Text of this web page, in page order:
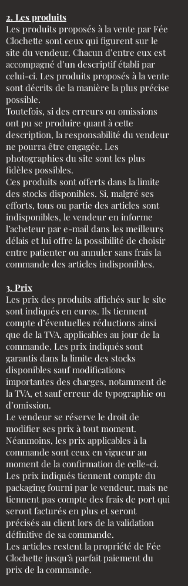
2. Les produits
Les produits proposés à la vente par Fée
Clochette sont ceux qui figurent sur le
site du vendeur. Chacun d’entre eux est
accompagné d’un descriptif établi par
celui-ci. Les produits proposés à la vente
sont décrits de la manière la plus précise
possible.
Toutefois, si des erreurs ou omissions
ont pu se produire quant à cette
description, la responsabilité du vendeur
ne pourra être engagée. Les
photographies du site sont les plus
fidèles possibles.
Ces produits sont offerts dans la limite
des stocks disponibles. Si, malgré ses
efforts, tous ou partie des articles sont
indisponibles, le vendeur en informe
l’acheteur par e-mail dans les meilleurs
délais et lui offre la possibilité de choisir
entre patienter ou annuler sans frais la
commande des articles indisponibles.
3. Prix
Les prix des produits affichés sur le site
sont indiqués en euros. Ils tiennent
compte d’éventuelles réductions ainsi
que de la TVA, applicables au jour de la
commande. Les prix indiqués sont
garantis dans la limite des stocks
disponibles sauf modifications
importantes des charges, notamment de
la TVA, et sauf erreur de typographie ou
d’omission.
Le vendeur se réserve le droit de
modifier ses prix à tout moment.
Néanmoins, les prix applicables à la
commande sont ceux en vigueur au
moment de la confirmation de celle-ci.
Les prix indiqués tiennent compte du
packaging fourni par le vendeur, mais ne
tiennent pas compte des frais de port qui
seront facturés en plus et seront
précisés au client lors de la validation
définitive de sa commande.
Les articles restent la propriété de Fée
Clochette jusqu’à parfait paiement du
prix de la commande.